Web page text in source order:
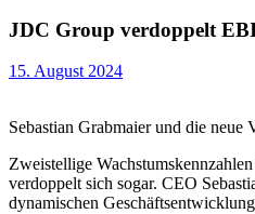
JDC Group verdoppelt
15. August 2024
Sebastian Grabmaier und die
Zweistellige
verdoppelt sich sogar. CEO
dynamischen